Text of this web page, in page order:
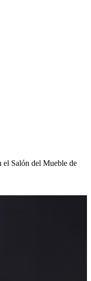
el Salón del Mueble de